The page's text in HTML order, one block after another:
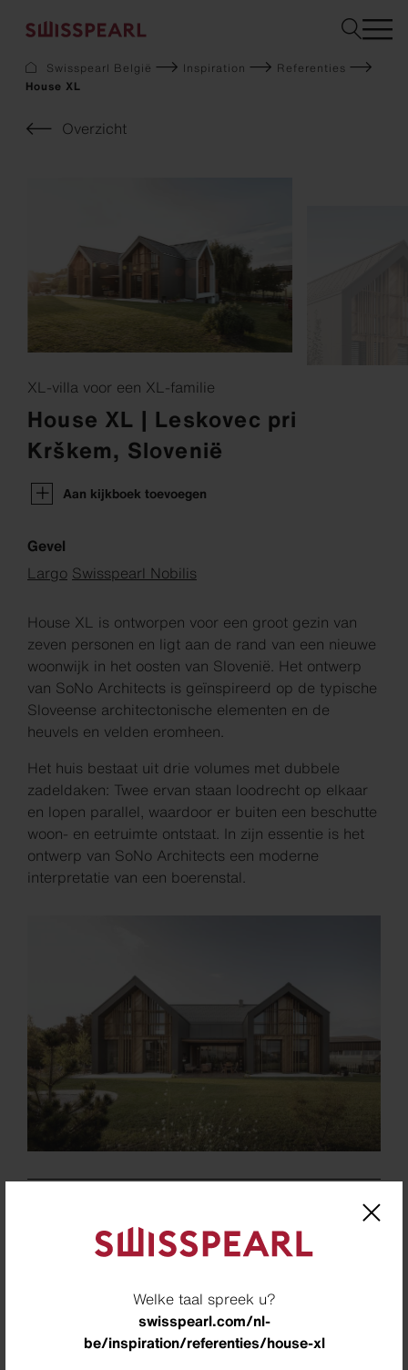
Welke taal spreek u?
swisspearl.com/nl-
be/inspiration/referenties/house-xl
Bedrijf
Services
Inspiration
Gevel
Bouw
Swisspearl België Inspiration
Referenties
House XL
Overzicht
XL-villa voor een XL-familie
House XL | Leskovec pri
Krškem, Slovenië
Aan kijkboek toevoegen
Gevel
Largo Swisspearl Nobilis
House XL is ontworpen voor een groot gezin van
zeven personen en ligt aan de rand van een nieuwe
woonwijk in het oosten van Slovenië. Het ontwerp
van SoNo Architects is geïnspireerd op de typische
Sloveense architectonische elementen en de
heuvels en velden eromheen.
Het huis bestaat uit drie volumes met dubbele
zadeldaken: Twee ervan staan loodrecht op elkaar
en lopen parallel, waardoor er buiten een beschutte
woon- en eetruimte ontstaat. In zijn essentie is het
ontwerp van SoNo Architects een moderne
interpretatie van een boerenstal.
Leskovec pri Krškem, Slovenië
SONO ARHITEKTI, Ljubljana, Slovenië